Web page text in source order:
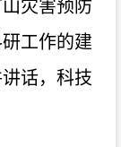
灾害预防
工作的建
话，科技